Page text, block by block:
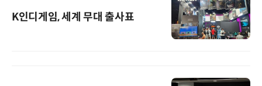
K인디게임, 세계 무대 출사표